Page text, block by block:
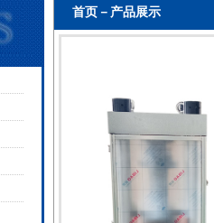
首页－产品展示